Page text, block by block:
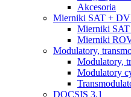
Akcesoria
Mierniki SAT +
Mierniki
Mierniki
Modulatory,
Modulatory,
Modulatory
DOCSIS 3.1